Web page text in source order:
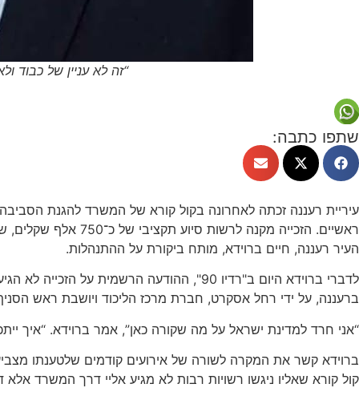
“זה לא עניין של כבוד
שתפו כתבה:
עיריית רעננה זכתה לאחרונה בקול קורא של המשרד להגנת
ראשיים. הזכייה
העיר רעננה, חיים ברוידא, מותח ביקורת על ההתנהלות.
לדברי ברוידא היום ב"רדיו 90", ההודעה
ברעננה, על ידי רחל אסקרט, חברת מרכז הליכוד ויושבת ראש
“אני חרד למדינת ישראל על מה שקורה כאן”, אמר ברוידא. “איך
ברוידא קשר את המקרה לשורה של אירועים קודמים שלטענתו
קול קורא שאליו ניגשו רשויות רבות לא מגיע אליי דרך המשרד אלא